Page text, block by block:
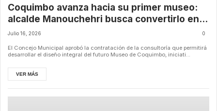
Coquimbo avanza hacia su primer museo:
alcalde Manouchehri busca convertirlo en
el mejor del norte de Chile
Julio 16, 2026 0
El Concejo Municipal aprobó la contratación de la consultoría que permitirá
desarrollar el diseño integral del futuro Museo de Coquimbo, iniciati...
VER MÁS